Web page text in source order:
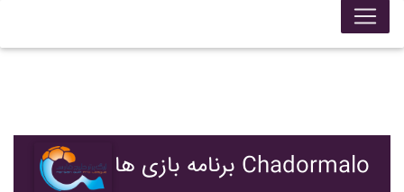
برنامه بازی ها Chadormalo